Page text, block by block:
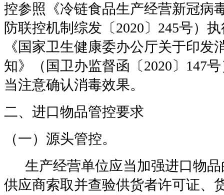
控参照《冷链食品生产经营新冠病
防联控机制综发〔2020〕 245号）
《国家卫生健康委办公厅关于印发
知》（国卫办监督函〔2020〕 147号
当注意确认消毒效果。
二、进口物品管控要求
（一）源头管控。
生产经营单位应当加强进口物品
供应商索取并查验供货者许可证、